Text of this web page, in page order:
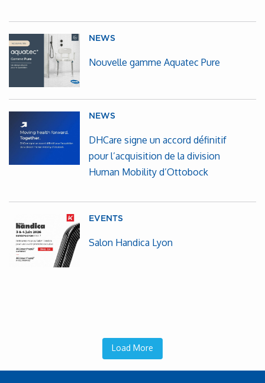
NEWS
Nouvelle gamme Aquatec Pure
NEWS
DHCare signe un accord définitif
pour l’acquisition de la division
Human Mobility d’Ottobock
EVENTS
Salon Handica Lyon
Load More